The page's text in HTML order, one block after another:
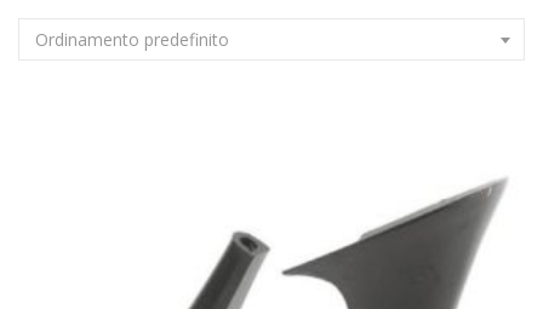
Ordinamento predefinito